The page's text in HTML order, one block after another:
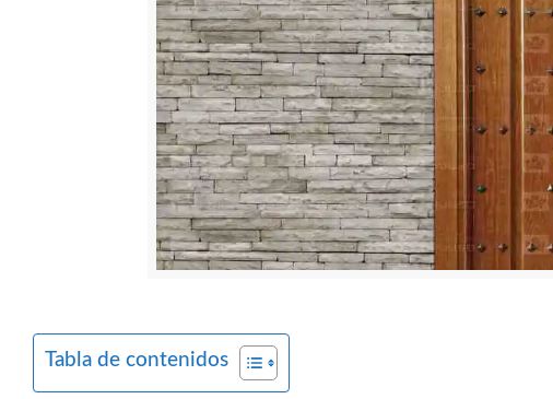
Tabla de contenidos